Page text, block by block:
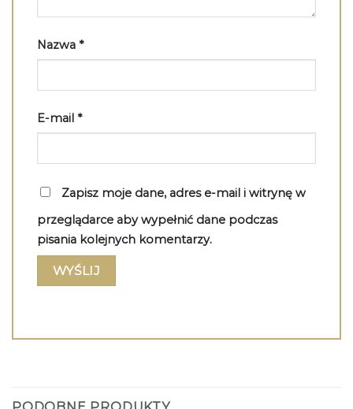
Nazwa *
E-mail *
Zapisz moje dane, adres e-mail i witrynę w
przeglądarce aby wypełnić dane podczas
pisania kolejnych komentarzy.